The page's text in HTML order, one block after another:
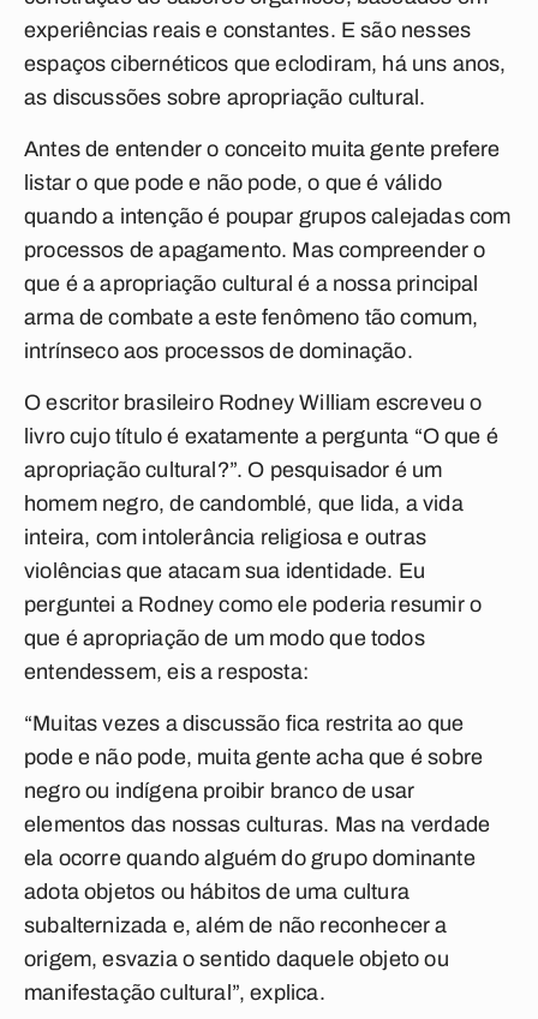
experiências reais e constantes. E são nesses
espaços cibernéticos que eclodiram, há uns anos,
as discussões sobre apropriação cultural.
Antes de entender o conceito muita gente prefere
listar o que pode e não pode, o que é válido
quando a intenção é poupar grupos calejadas com
processos de apagamento. Mas compreender o
que é a apropriação cultural é a nossa principal
arma de combate a este fenômeno tão comum,
intrínseco aos processos de dominação.
O escritor brasileiro Rodney William escreveu o
livro cujo título é exatamente a pergunta “O que é
apropriação cultural?”. O pesquisador é um
homem negro, de candomblé, que lida, a vida
inteira, com intolerância religiosa e outras
violências que atacam sua identidade. Eu
perguntei a Rodney como ele poderia resumir o
que é apropriação de um modo que todos
entendessem, eis a resposta:
“Muitas vezes a discussão fica restrita ao que
pode e não pode, muita gente acha que é sobre
negro ou indígena proibir branco de usar
elementos das nossas culturas. Mas na verdade
ela ocorre quando alguém do grupo dominante
adota objetos ou hábitos de uma cultura
subalternizada e, além de não reconhecer a
origem, esvazia o sentido daquele objeto ou
manifestação cultural”, explica.